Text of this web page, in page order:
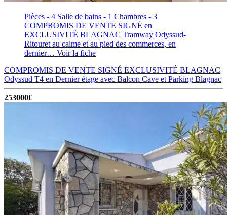
Pièces - 4 Salle de bains - 1 Chambres - 3
COMPROMIS DE VENTE SIGNÉ en
EXCLUSIVITÉ BLAGNAC Tramway Odyssud-
Ritouret au calme et au pied des commerces, en
dernier… Voir la fiche
COMPROMIS DE VENTE SIGNÉ EXCLUSIVITÉ BLAGNAC
Odyssud T4 en Dernier étage avec Balcon Cave et Parking Blagnac
253000€